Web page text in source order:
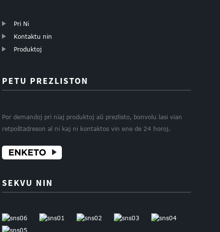
Pri Ni
Kontaktu nin
Produktoj
PETU PREZLISTON
Por demandoj pri niaj produktoj aŭ prezlisto, bonvolu lasi vian
retpoŝtadreson al ni kaj ni kontaktos vin ene de 24 horoj.
ENKETO
SEKVU NIN